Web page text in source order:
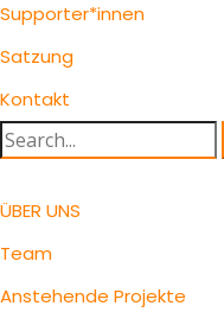
Supporter*innen
Satzung
Kontakt
Search
for:
ÜBER UNS
Team
Anstehende Projekte